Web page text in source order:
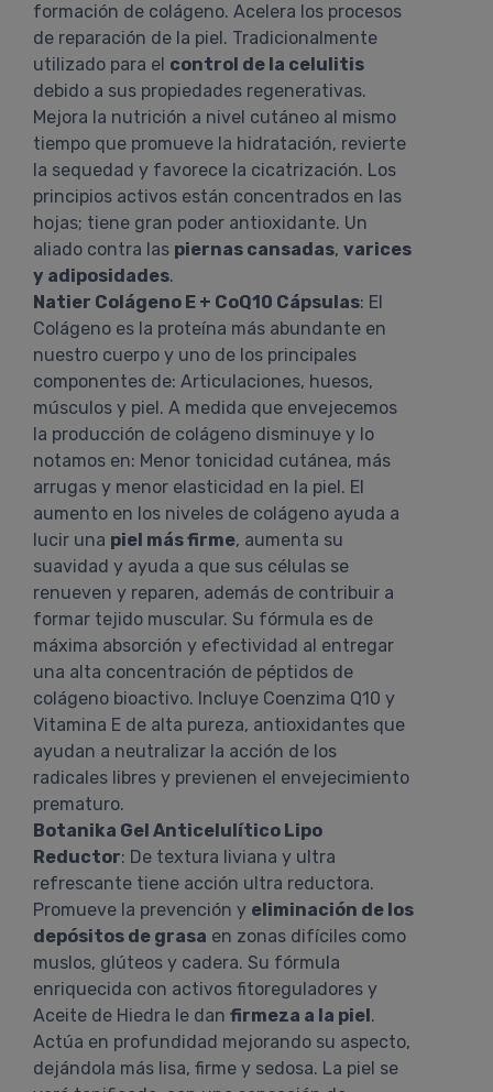
formación de colágeno. Acelera los procesos
de reparación de la piel. Tradicionalmente
utilizado para el control de la celulitis
debido a sus propiedades regenerativas.
Mejora la nutrición a nivel cutáneo al mismo
tiempo que promueve la hidratación, revierte
la sequedad y favorece la cicatrización. Los
principios activos están concentrados en las
hojas; tiene gran poder antioxidante. Un
aliado contra las piernas cansadas, varices
y adiposidades.
Natier Colágeno E + CoQ10 Cápsulas: El
Colágeno es la proteína más abundante en
nuestro cuerpo y uno de los principales
componentes de: Articulaciones, huesos,
músculos y piel. A medida que envejecemos
la producción de colágeno disminuye y lo
notamos en: Menor tonicidad cutánea, más
arrugas y menor elasticidad en la piel. El
aumento en los niveles de colágeno ayuda a
lucir una piel más firme, aumenta su
suavidad y ayuda a que sus células se
renueven y reparen, además de contribuir a
formar tejido muscular. Su fórmula es de
máxima absorción y efectividad al entregar
una alta concentración de péptidos de
colágeno bioactivo. Incluye Coenzima Q10 y
Vitamina E de alta pureza, antioxidantes que
ayudan a neutralizar la acción de los
radicales libres y previenen el envejecimiento
prematuro.
Botanika Gel Anticelulítico Lipo
Reductor: De textura liviana y ultra
refrescante tiene acción ultra reductora.
Promueve la prevención y eliminación de los
depósitos de grasa en zonas difíciles como
muslos, glúteos y cadera. Su fórmula
enriquecida con activos fitoreguladores y
Aceite de Hiedra le dan firmeza a la piel.
Actúa en profundidad mejorando su aspecto,
dejándola más lisa, firme y sedosa. La piel se